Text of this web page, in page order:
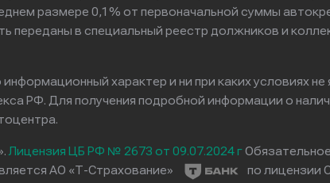
размере 0,1% от первоначальной суммы
переданы в специальный реестр должников и
характер и ни при каких условиях
РФ. Для получения подробной информации о
Лицензия ЦБ РФ № 2673 от 09.07.2024 г
АО «Т-Страхование»
по лицензии